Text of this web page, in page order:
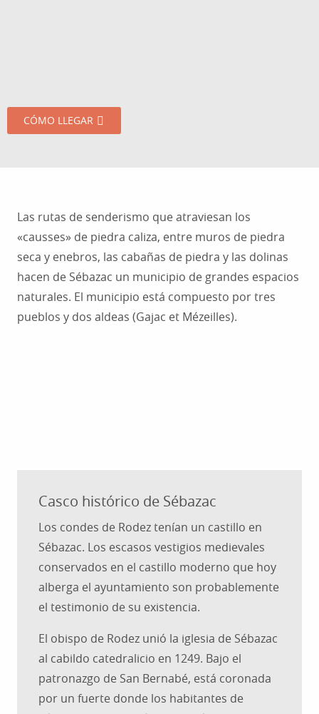
CÓMO LLEGAR
Las rutas de senderismo que atraviesan los
«causses» de piedra caliza, entre muros de piedra
seca y enebros, las cabañas de piedra y las dolinas
hacen de Sébazac un municipio de grandes espacios
naturales. El municipio está compuesto por tres
pueblos y dos aldeas (Gajac et Mézeilles).
Casco histórico de Sébazac
Los condes de Rodez tenían un castillo en
Sébazac. Los escasos vestigios medievales
conservados en el castillo moderno que hoy
alberga el ayuntamiento son probablemente
el testimonio de su existencia.
El obispo de Rodez unió la iglesia de Sébazac
al cabildo catedralicio en 1249. Bajo el
patronazgo de San Bernabé, está coronada
por un fuerte donde los habitantes de